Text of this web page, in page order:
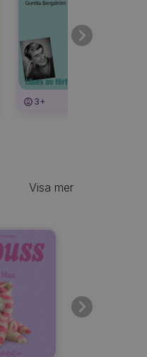
3+
Visa mer